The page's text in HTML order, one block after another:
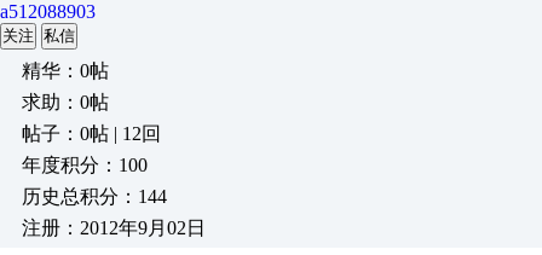
a512088903
关注 私信
精华：0帖
求助：0帖
帖子：0帖 | 12回
年度积分：100
历史总积分：144
注册：2012年9月02日